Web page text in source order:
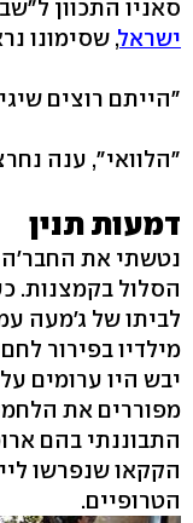
סאניו התכוון
ישראל, שסימונו
"הייתם רוצים
"הלוואי", ענה
דמעות תנין
נטשתי את החבר'ה
הסלול בקמצנות.
לביתו של ג'מעה
מילדיו בפירור
יבש היו ערומים
מפוררים את
התבוננתי בהם
הקקאו שנפרשו
הטרופיים.